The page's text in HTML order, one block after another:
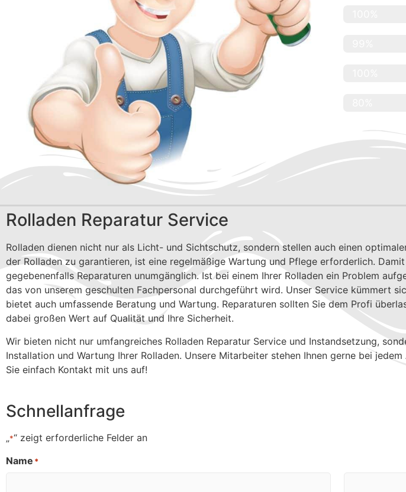
Rolladen Reparatur Service
Rolladen dienen nicht nur als Licht- und Sichtschutz, sondern stellen auch einen
der Rolladen zu garantieren, ist eine regelmäßige Wartung und Pflege erforderlich.
gegebenenfalls Reparaturen unumgänglich. Ist bei einem Ihrer Rolladen ein Problem
das von unserem geschulten Fachpersonal durchgeführt wird. Unser Service kümmert
bietet auch umfassende Beratung und Wartung. Reparaturen sollten Sie dem Profi
dabei großen Wert auf Qualität und Ihre Sicherheit.
Wir bieten nicht nur umfangreiches Rolladen Reparatur Service und Instandsetzung,
Installation und Wartung Ihrer Rolladen. Unsere Mitarbeiter stehen Ihnen gerne bei
Sie einfach Kontakt mit uns auf!
Schnellanfrage
„*“ zeigt erforderliche Felder an
Name *